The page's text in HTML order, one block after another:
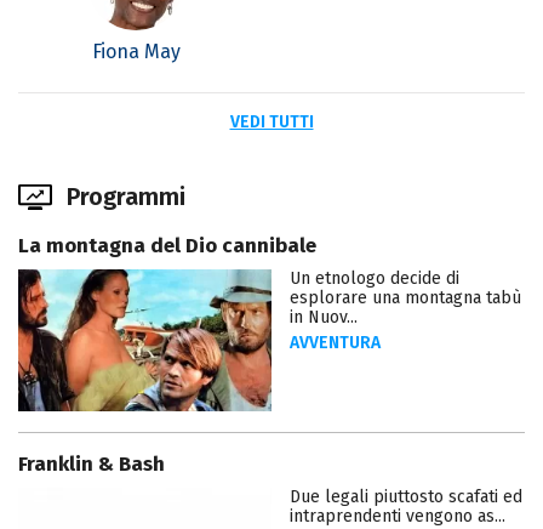
Fiona May
VEDI TUTTI
Programmi
La montagna del Dio cannibale
Un etnologo decide di
esplorare una montagna tabù
in Nuov...
AVVENTURA
Franklin & Bash
Due legali piuttosto scafati ed
intraprendenti vengono as...